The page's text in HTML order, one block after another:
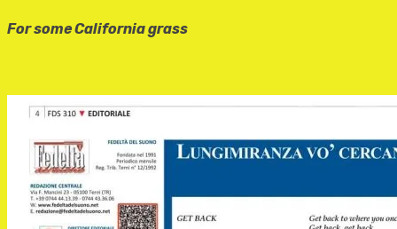
For some California grass